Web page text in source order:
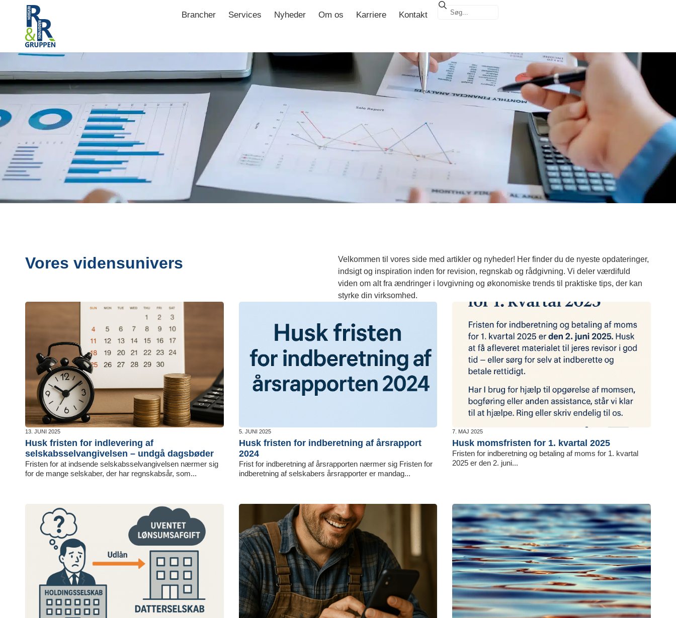
Brancher Services Nyheder Om os Karriere Kontakt
Vores vidensunivers
Velkommen til vores side med artikler og nyheder! Her finder du de nyeste opdateringer,
indsigt og inspiration inden for revision, regnskab og rådgivning. Vi deler værdifuld
viden om alt fra ændringer i lovgivning og økonomiske trends til praktiske tips, der kan
styrke din virksomhed.
13. JUNI 2025
Husk fristen for indlevering af
selskabsselvangivelsen – undgå dagsbøder
Fristen for at indsende selskabsselvangivelsen nærmer sig
for de mange selskaber, der har regnskabsår, som...
5. JUNI 2025
Husk fristen for indberetning af årsrapport
2024
Frist for indberetning af årsrapporten nærmer sig Fristen for
indberetning af selskabers årsrapporter er mandag...
7. MAJ 2025
Husk momsfristen for 1. kvartal 2025
Fristen for indberetning og betaling af moms for 1. kvartal
2025 er den 2. juni...